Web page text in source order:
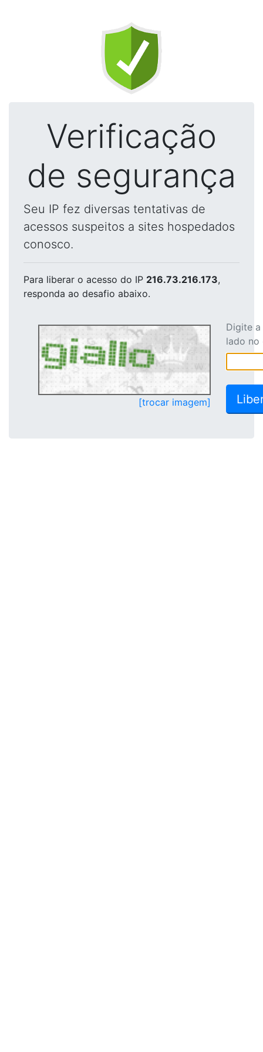
Verificação
de segurança
Seu IP fez diversas tentativas de
acessos suspeitos a sites hospedados
conosco.
Para liberar o acesso do IP 216.73.216.173,
responda ao desafio abaixo.
[trocar imagem]
Digite
lado no